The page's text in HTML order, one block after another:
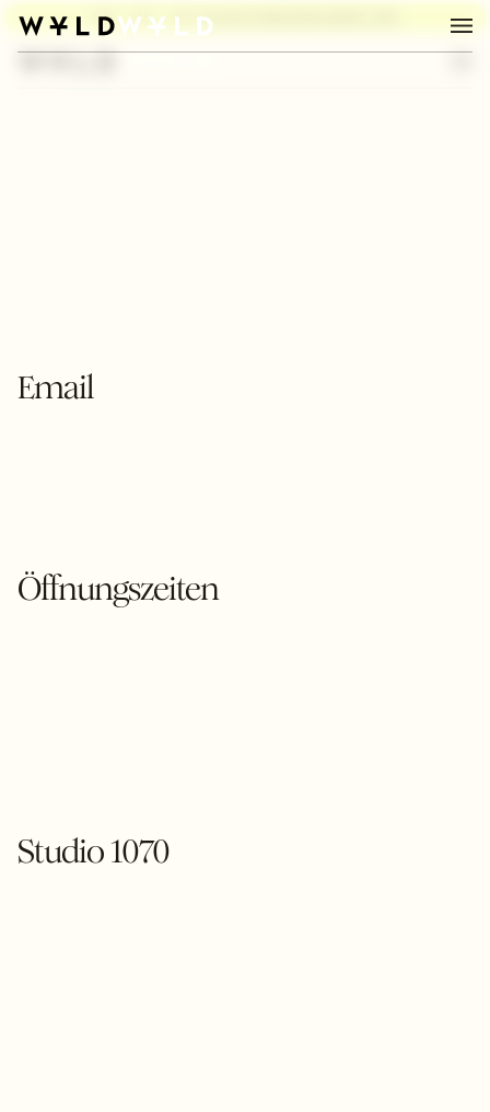
BURN, BABY, BURN:PILATES AUSBILDUNG HERBST 2026
Email
Öffnungszeiten
Studio 1070